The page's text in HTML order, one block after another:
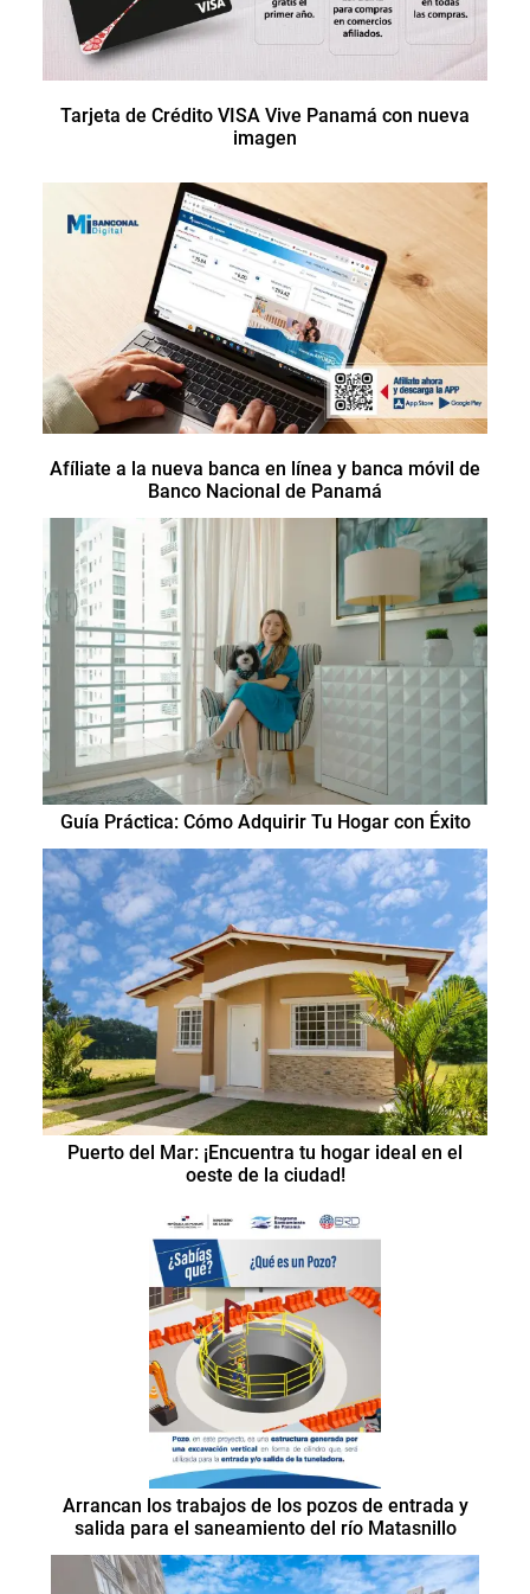
Tarjeta de Crédito VISA Vive Panamá con nueva
imagen
Afíliate a la nueva banca en línea y banca móvil de
Banco Nacional de Panamá
Guía Práctica: Cómo Adquirir Tu Hogar con Éxito
Puerto del Mar: ¡Encuentra tu hogar ideal en el
oeste de la ciudad!
Arrancan los trabajos de los pozos de entrada y
salida para el saneamiento del río Matasnillo